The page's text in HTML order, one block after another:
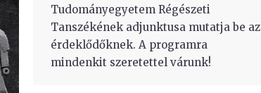
Tudományegyetem Régészeti
Tanszékének adjunktusa mutatja be az
érdeklődőknek. A programra
mindenkit szeretettel várunk!